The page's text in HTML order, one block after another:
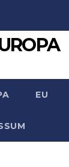
EU